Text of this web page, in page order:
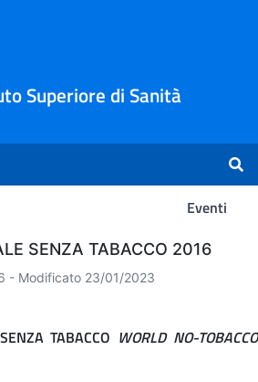
Superiore di Sanità
Eventi
SENZA TABACCO 2016
- Modificato 23/01/2023
TABACCO WORLD NO-TOBACCO